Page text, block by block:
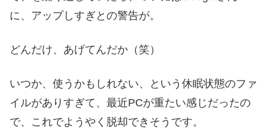
に、アップしすぎとの警告が。
どんだけ、あげてんだか（笑）
いつか、使うかもしれない、という休眠状態のファ
イルがありすぎて、最近PCが重たい感じだったの
で、これでようやく脱却できそうです。